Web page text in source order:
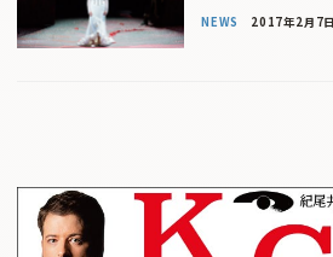
NEWS 2017年2月7日